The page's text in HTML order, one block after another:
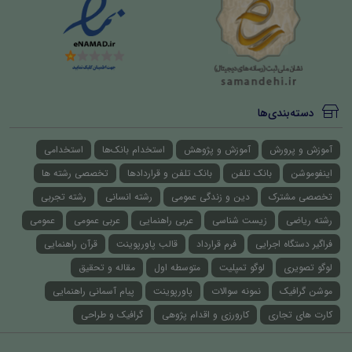
دسته‌بندی‌ها
آموزش و پرورش آموزش و پژوهش استخدام بانک‌ها
استخدامی
اینفوموشن
بانک تلفن بانک تلفن و قراردادها
تخصصی رشته ها
تخصصی مشترک
دین و زندگی عمومی رشته انسانی
رشته تجربی
رشته ریاضی
زیست شناسی عربی راهنمایی عربی عمومی
عمومی
فراگیر دستگاه اجرایی
فرم قرارداد قالب پاورپوینت
قرآن راهنمایی
لوگو تصویری
لوگو تمپلیت متوسطه اول
مقاله و تحقیق
موشن گرافیک
نمونه سوالات پاورپوینت
پیام آسمانی راهنمایی
کارت های تجاری
کارورزی و اقدام پژوهی گرافیک و طراحی